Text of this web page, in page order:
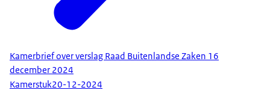
Kamerbrief over verslag Raad Buitenlandse Zaken 16
december 2024
Kamerstuk20-12-2024